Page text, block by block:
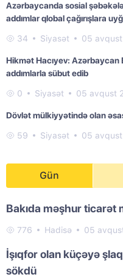
Azərbaycanda sosial
addımlar qlobal çağırışlara
34 Siyasət 05
Hikmət Hacıyev: Azərbaycan
addımlarla sübut edib
0 Siyasət 05 avqust
Dövlət mülkiyyətində olan
59 Siyasət 05
Gün
Bakıda məşhur ticarət
776 Hadisə 05
İşıqfor olan küçəyə
sökdü